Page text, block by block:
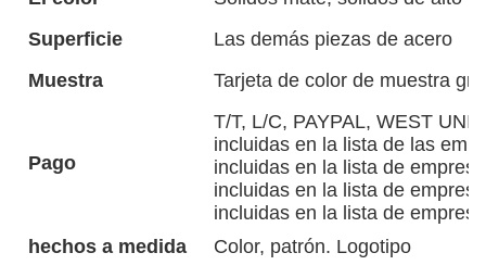
Superficie
Las demás piezas de acero
Muestra
Tarjeta de color de muestra
Pago
T/T, L/C, PAYPAL, WEST
incluidas en la lista de las
incluidas en la lista de
incluidas en la lista de
incluidas en la lista de
hechos a medida
Color, patrón. Logotipo